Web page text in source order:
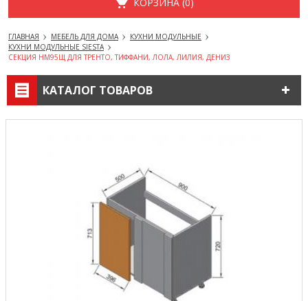
ГЛАВНАЯ МЕБЕЛЬ ДЛЯ ДОМА
КУХНИ МОДУЛЬНЫЕ
КУХНИ МОДУЛЬНЫЕ SIESTA
СЕКЦИЯ НМ95Щ ДЛЯ ТРЕНТО, ТИФФАНИ, ЛОЛА, ЛИЛИЯ, ДЕНИЗ
КАТАЛОГ ТОВАРОВ